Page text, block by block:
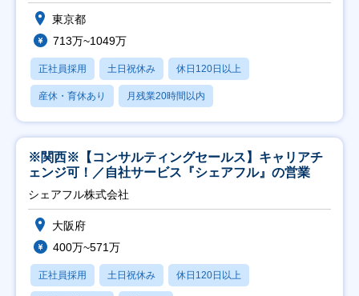
東京都
713万~1049万
正社員採用 土日祝休み 休日120日以上
産休・育休あり 月残業20時間以内
※関西※【コンサルティングセールス】キャリアチ
ェンジ可！／自社サービス『シェアフル』の営業
シェアフル株式会社
大阪府
400万~571万
正社員採用 土日祝休み 休日120日以上